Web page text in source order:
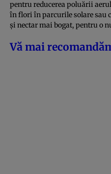
pentru reducerea poluării
în flori în parcurile solare sau
și nectar mai bogat, pentru o
Vă mai